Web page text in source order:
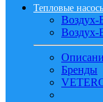
Тепловые
Воздух-
Воздух-
Бренды